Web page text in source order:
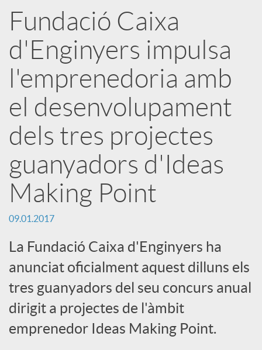
a
X
a
r
x
e
s
S
o
Fundació Caixa
d'Enginyers impulsa
l'emprenedoria amb
el desenvolupament
dels tres projectes
guanyadors d'Ideas
Making Point
09.01.2017
La Fundació Caixa d'Enginyers ha
anunciat oficialment aquest dilluns els
tres guanyadors del seu concurs anual
dirigit a projectes de l'àmbit
emprenedor Ideas Making Point.